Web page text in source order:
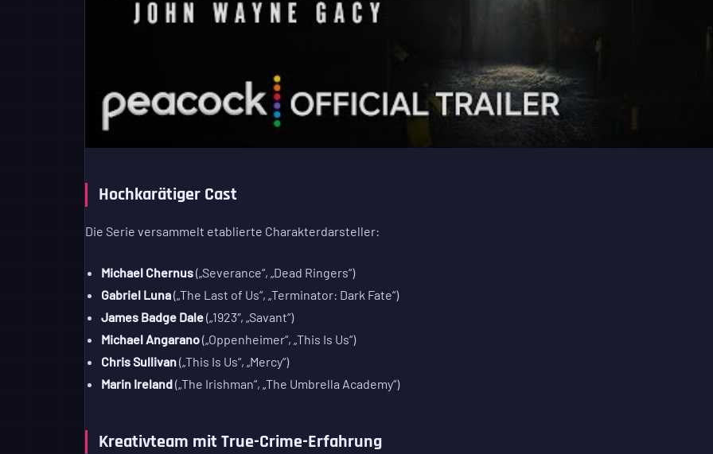
Hochkarätiger Cast
Die Serie versammelt etablierte Charakterdarsteller:
Michael Chernus(„Severance“, „Dead Ringers“)
Gabriel Luna(„The Last of Us“, „Terminator: Dark Fate“)
James Badge Dale(„1923″, „Savant“)
Michael Angarano(„Oppenheimer“, „This Is Us“)
Chris Sullivan(„This Is Us“, „Mercy“)
Marin Ireland(„The Irishman“, „The Umbrella Academy“)
Kreativteam mit True-Crime-Erfahrung